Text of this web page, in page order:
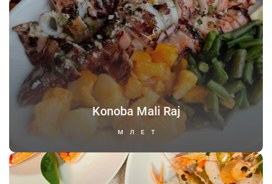
Konoba Mali Raj
МЛЕТ